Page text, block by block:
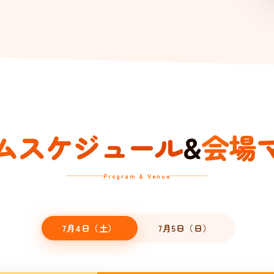
スケジュール&会場
Program & Venue
7月4日（土） 7月5日（日）